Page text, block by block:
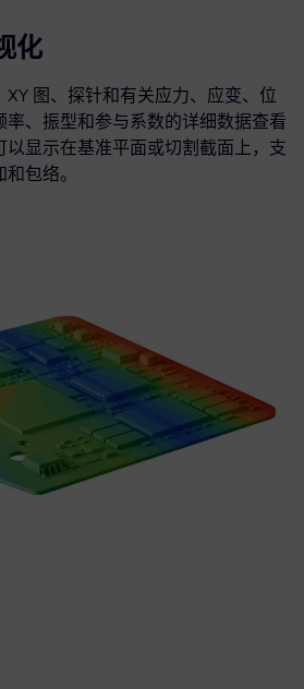
化
图、探针和有关应力、应变、位
、振型和参与系数的详细数据查看
显示在基准平面或切割截面上，支
包络。